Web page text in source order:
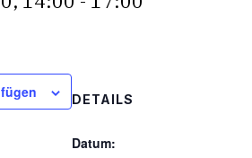
DETAILS
Datum: